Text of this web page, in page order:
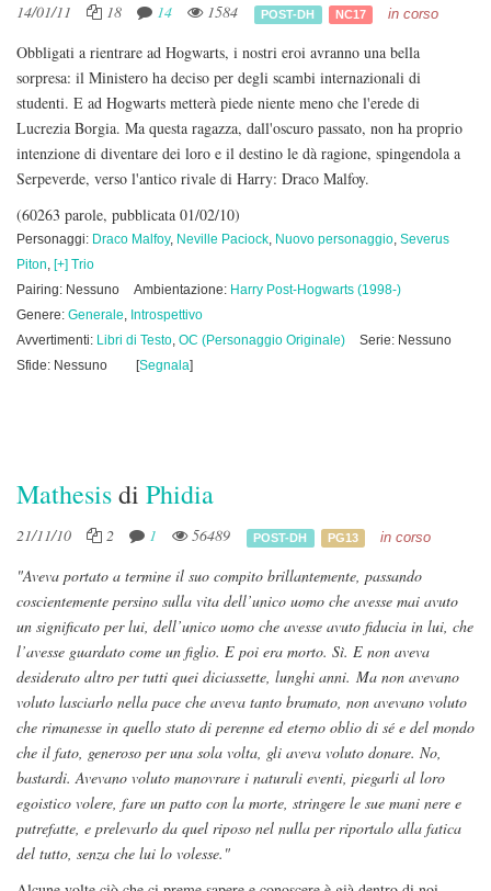
14/01/11 18 14 1584 POST-DH NC17 in corso
Obbligati a rientrare ad Hogwarts, i nostri eroi avranno una bella
sorpresa: il Ministero ha deciso per degli scambi internazionali di
studenti. E ad Hogwarts metterà piede niente meno che l'erede di
Lucrezia Borgia. Ma questa ragazza, dall'oscuro passato, non ha proprio
intenzione di diventare dei loro e il destino le dà ragione, spingendola a
Serpeverde, verso l'antico rivale di Harry: Draco Malfoy.
(60263 parole, pubblicata 01/02/10)
Personaggi: Draco Malfoy, Neville Paciock, Nuovo personaggio, Severus
Piton, [+] Trio
Pairing: Nessuno
Ambientazione: Harry Post-Hogwarts (1998-)
Genere: Generale, Introspettivo
Avvertimenti: Libri di Testo, OC (Personaggio Originale)
Serie: Nessuno
Sfide: Nessuno
[Segnala]
Mathesisdi Phidia
21/11/10 2 1 56489 POST-DH PG13 in corso
"Aveva portato a termine il suo compito brillantemente, passando
coscientemente persino sulla vita dell’unico uomo che avesse mai avuto
un significato per lui, dell’unico uomo che avesse avuto fiducia in lui, che
l’avesse guardato come un figlio. E poi era morto. Sì. E non aveva
desiderato altro per tutti quei diciassette, lunghi anni. Ma non avevano
voluto lasciarlo nella pace che aveva tanto bramato, non avevano voluto
che rimanesse in quello stato di perenne ed eterno oblio di sé e del mondo
che il fato, generoso per una sola volta, gli aveva voluto donare. No,
bastardi. Avevano voluto manovrare i naturali eventi, piegarli al loro
egoistico volere, fare un patto con la morte, stringere le sue mani nere e
putrefatte, e prelevarlo da quel riposo nel nulla per riportalo alla fatica
del tutto, senza che lui lo volesse."